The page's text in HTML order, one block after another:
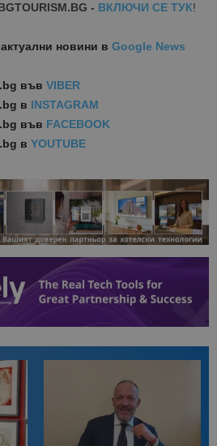
- ВКЛЮЧИ СЕ ТУК!
новини в Google News
във VIBER
в INSTAGRAM
във FACEBOOK
в YOUTUBE